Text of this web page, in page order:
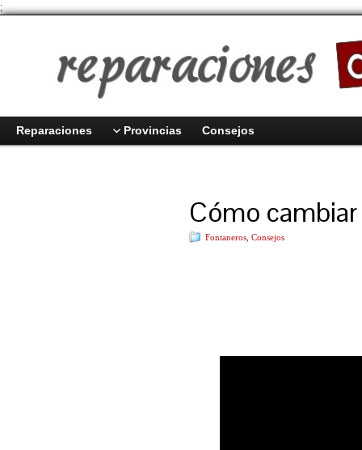
;
Reparaciones Provincias Consejos
Cómo
Fontaneros Consejos